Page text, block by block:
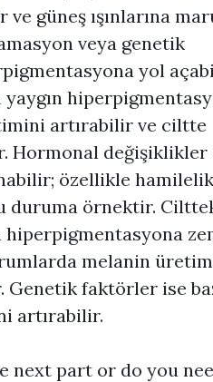
güneş ışınlarına
veya genetik
yol
yaygın
artırabilir ve ciltte
Hormonal değişiklikler
özellikle hamilelik
duruma örnektir.
melanin
Genetik faktörler ise
artırabilir.
next part or do you